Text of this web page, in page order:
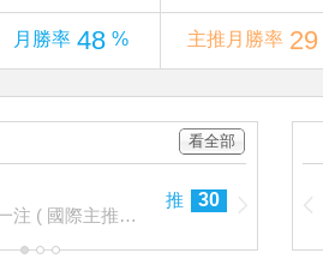
月勝率 48 % 主推月勝率 29
看全部
6/17 一天推一注 ( 國際主推連過13天 )
推 30